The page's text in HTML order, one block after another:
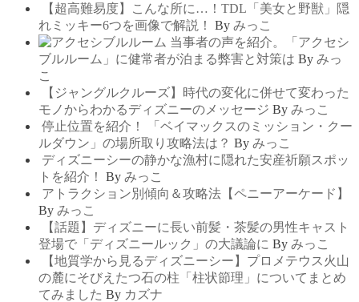
【超高難易度】こんな所に…！TDL「美女と野獣」隠
れミッキー6つを画像で解説！
By みっこ
当事者の声を紹介。「アクセシ
ブルルーム」に健常者が泊まる弊害と対策は By みっ
こ
【ジャングルクルーズ】時代の変化に併せて変わった
モノからわかるディズニーのメッセージ By みっこ
停止位置を紹介！ 「ベイマックスのミッション・クー
ルダウン」の場所取り攻略法は？ By みっこ
ディズニーシーの静かな漁村に隠れた安産祈願スポッ
トを紹介！
By みっこ
アトラクション別傾向＆攻略法【ペニーアーケード】
By みっこ
【話題】ディズニーに長い前髪・茶髪の男性キャスト
登場で「ディズニールック」の大議論に By みっこ
【地質学から見るディズニーシー】プロメテウス火山
の麓にそびえたつ石の柱「柱状節理」についてまとめ
てみました By カズナ